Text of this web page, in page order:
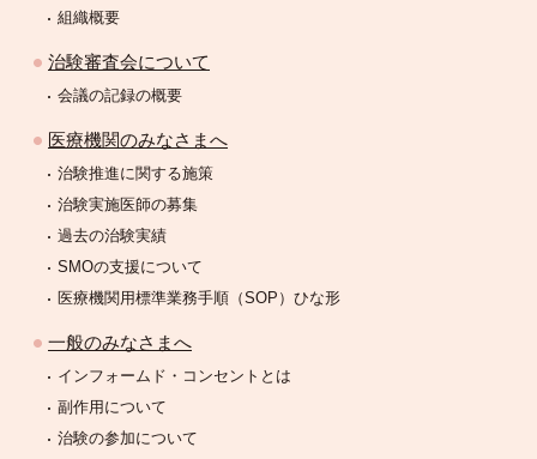
組織概要
治験審査会について
会議の記録の概要
医療機関のみなさまへ
治験推進に関する施策
治験実施医師の募集
過去の治験実績
SMOの支援について
医療機関用標準業務手順（SOP）ひな形
一般のみなさまへ
インフォームド・コンセントとは
副作用について
治験の参加について